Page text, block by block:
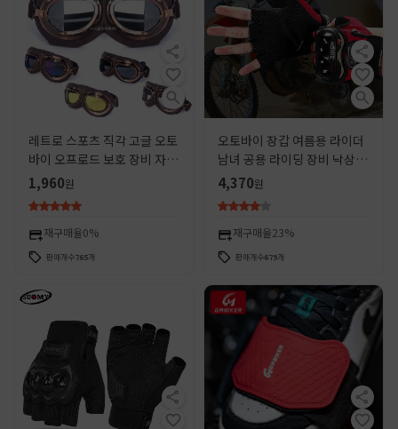
레트로 스포츠 직각 고글 오토
바이 오프로드 보호 장비 자전
거 사이클링 안경 스포츠 고글
없음
1,960원
재구매율0%
판매개수765개
오토바이 장갑 여름용 라이더
남녀 공용 라이딩 장비 낙상 방
지 오토바이 산악 자전거 반손
가락 미끄럼 방지 내마모성 보
호
4,370원
재구매율23%
판매개수679개